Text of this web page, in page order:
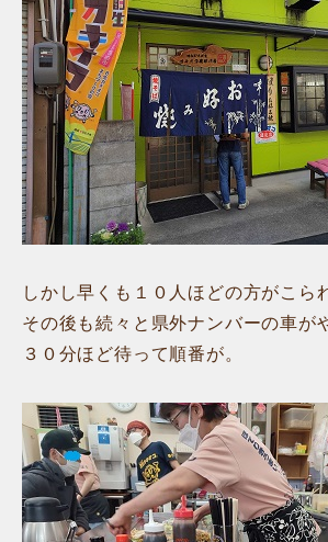
しかし早くも１０人ほどの方がこら
その後も続々と県外ナンバーの車が
３０分ほど待って順番が。